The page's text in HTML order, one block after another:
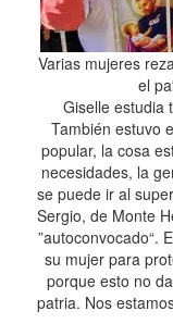
Varias mujeres
el
Giselle estudia
También estuvo
popular, la cosa
necesidades, la
se puede ir al
Sergio, de Monte
”autoconvocado“.
su mujer para
porque esto no
patria. Nos